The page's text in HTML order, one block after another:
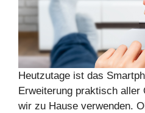
Heutzutage ist das
Erweiterung praktisch aller
wir zu Hause verwenden.